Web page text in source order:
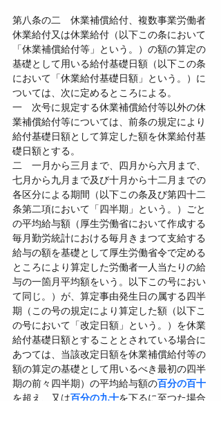
第八条の二　休業補償給付、複数事業労働者
休業給付又は休業給付（以下この条において
「休業補償給付等」という。）の額の算定の
基礎として用いる給付基礎日額（以下この条
において「休業給付基礎日額」という。）に
ついては、次に定めるところによる。
一　次号に規定する休業補償給付等以外の休
業補償給付等については、前条の規定により
給付基礎日額として算定した額を休業給付基
礎日額とする。
二　一月から三月まで、四月から六月まで、
七月から九月まで及び十月から十二月までの
各区分による期間（以下この条及び第四十二
条第二項において「四半期」という。）ごと
の平均給与額（厚生労働省において作成する
毎月勤労統計における毎月きまつて支給する
給与の額を基礎として厚生労働省令で定める
ところにより算定した労働者一人当たりの給
与の一箇月平均額をいう。以下この号におい
て同じ。）が、算定事由発生日の属する四半
期（この号の規定により算定した額（以下こ
の号において「改定日額」という。）を休業
給付基礎日額とすることとされている場合に
あつては、当該改定日額を休業補償給付等の
額の算定の基礎として用いるべき最初の四半
期の前々四半期）の平均給与額の百分の百十
を超え、又は百分の九十を下るに至つた場合